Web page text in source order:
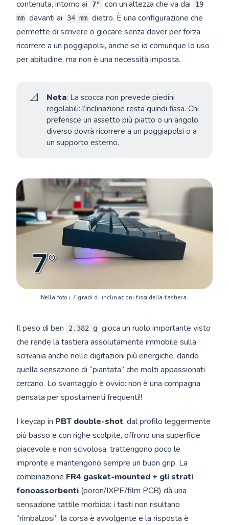
contenuta, intorno ai 7° con un’altezza che va dai
19
mm davanti ai 34 mm dietro. È una configurazione che
permette di scrivere o giocare senza dover per forza
ricorrere a un poggiapolsi, anche se io comunque lo uso
per abitudine, ma non è una necessità imposta.
📐 Nota: La scocca non prevede piedini
regolabili: l’inclinazione resta quindi fissa. Chi
preferisce un assetto più piatto o un angolo
diverso dovrà ricorrere a un poggiapolsi o a
un supporto esterno.
Nella foto i 7 gradi di inclinazioni fissi della tastiera.
Il peso di ben 2.382 g gioca un ruolo importante visto
che rende la tastiera assolutamente immobile sulla
scrivania anche nelle digitazioni più energiche, dando
quella sensazione di “piantata” che molti appassionati
cercano. Lo svantaggio è ovvio: non è una compagna
pensata per spostamenti frequenti!!
I keycap in PBT double-shot, dal profilo leggermente
più basso e con righe scolpite, offrono una superficie
piacevole e non scivolosa, trattengono poco le
impronte e mantengono sempre un buon grip. La
combinazione FR4 gasket-mounted + gli strati
fonoassorbenti (poron/IXPE/film PCB) dà una
sensazione tattile morbida: i tasti non risultano
“rimbalzosi”, la corsa è avvolgente e la risposta è